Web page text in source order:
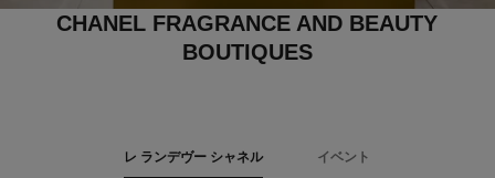
CHANEL FRAGRANCE AND BEAUTY
BOUTIQUES
レ ランデヴー シャネル イベント